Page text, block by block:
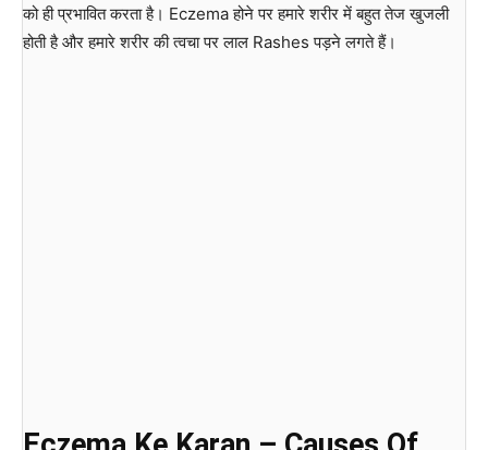
को ही प्रभावित करता है। Eczema होने पर हमारे शरीर में बहुत तेज खुजली
होती है और हमारे शरीर की त्वचा पर लाल Rashes पड़ने लगते हैं।